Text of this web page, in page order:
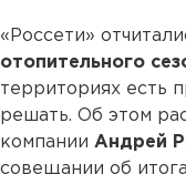
«Россети»
отопительного
территориях есть
решать. Об этом
компании Андрей
совещании об